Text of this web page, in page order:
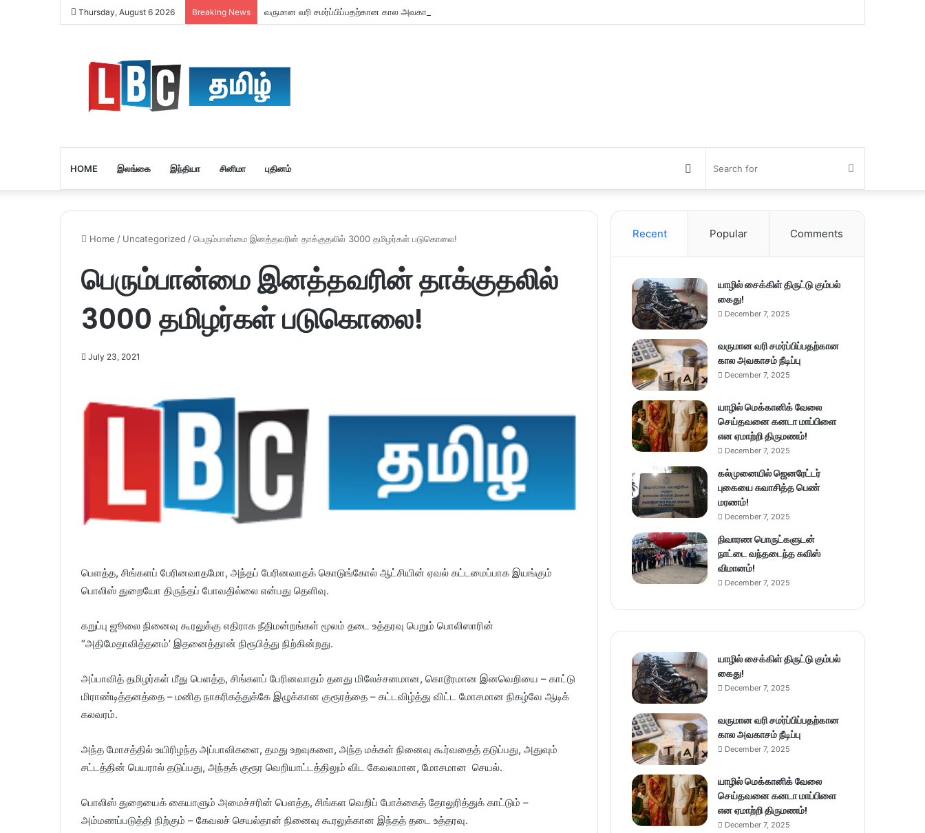
Thursday, August 6 2026 Breaking News வருமான வரி சமர்ப்பிப்பதற்கான கால அவகாசம் நீடிப்பு
HOME இலங்கை இந்தியா சினிமா புதினம்
for
Switch
skin
Home / Uncategorized /பெரும்பான்மை இனத்தவரின் தாக்குதலில் 3000 தமிழர்கள் படுகொலை!
பெரும்பான்மை இனத்தவரின் தாக்குதலில்
3000 தமிழர்கள் படுகொலை!
July 23, 2021
பெளத்த, சிங்களப் பேரினவாதமோ, அந்தப் பேரினவாதக் கொடுங்கோல் ஆட்சியின் ஏவல் கட்டமைப்பாக இயங்கும்
பொலிஸ் துறையோ திருந்தப் போவதில்லை என்பது தெளிவு.
கறுப்பு ஜூலை நினைவு கூரலுக்கு எதிராக நீதிமன்றங்கள் மூலம் தடை உத்தரவு பெறும் பொலிஸாரின்
“அதிமேதாவித்தனம்’ இதனைத்தான் நிரூபித்து நிற்கின்றது.
அப்பாவித் தமிழர்கள் மீது பெளத்த, சிங்களப் பேரினவாதம் தனது மிலேச்சனமான, கொடூரமான இனவெறியை – காட்டு
மிராண்டித்தனத்தை – மனித நாகரிகத்துக்கே இழுக்கான குரூரத்தை – கட்டவிழ்த்து விட்ட மோசமான நிகழ்வே ஆடிக்
கலவரம்.
அந்த மோசத்தில் உயிரிழந்த அப்பாவிகளை, தமது உறவுகளை, அந்த மக்கள் நினைவு கூர்வதைத் தடுப்பது, அதுவும்
சட்டத்தின் பெயரால் தடுப்பது, அந்தக் குரூர வெறியாட்டத்திலும் விட கேவலமான, மோசமான செயல்.
பொலிஸ் துறையைக் கையாளும் அமைச்சரின் பெளத்த, சிங்கள வெறிப் போக்கைத் தோலுரித்துக் காட்டும் –
அம்மணப்படுத்தி நிற்கும் – கேவலச் செயல்தான் நினைவு கூரலுக்கான இந்தத் தடை உத்தரவு.
Recent Popular Comments
யாழில் சைக்கிள் திருட்டு கும்பல்
கைது!
December 7, 2025
வருமான வரி சமர்ப்பிப்பதற்கான
கால அவகாசம் நீடிப்பு
December 7, 2025
யாழில் மெக்கானிக் வேலை
செய்தவனை கனடா மாப்பிளை
என ஏமாற்றி திருமணம்!
December 7, 2025
கல்முனையில் ஜெனரேட்டர்
புகையை சுவாசித்த பெண்
மரணம்!
December 7, 2025
நிவாரண பொருட்களுடன்
நாட்டை வந்தடைந்த சுவிஸ்
விமானம்!
December 7, 2025
யாழில் சைக்கிள் திருட்டு கும்பல்
கைது!
December 7, 2025
வருமான வரி சமர்ப்பிப்பதற்கான
கால அவகாசம் நீடிப்பு
December 7, 2025
யாழில் மெக்கானிக் வேலை
செய்தவனை கனடா மாப்பிளை
என ஏமாற்றி திருமணம்!
December 7, 2025